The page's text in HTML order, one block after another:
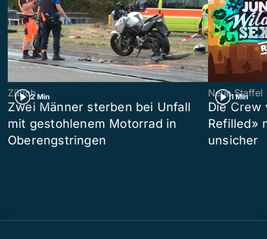
2 Min
Zürich
Zwei Männer sterben bei Unfall
mit gestohlenem Motorrad in
Oberengstringen
1 Min
Neue Staffel
Die Crew
Refilled»
unsicher